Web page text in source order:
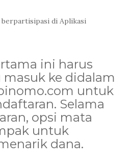
berpartisipasi di Aplikasi
ini harus
ke didalam
untuk
Selama
opsi mata
untuk
dana.